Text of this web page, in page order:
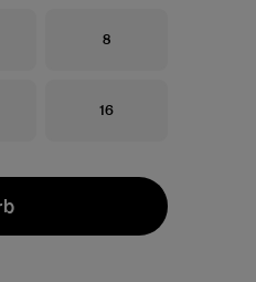
Größe
8
Größe
16